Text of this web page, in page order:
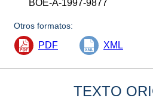
BOE-A-1997-9877
Otros formatos:
PDF XML
TEXTO